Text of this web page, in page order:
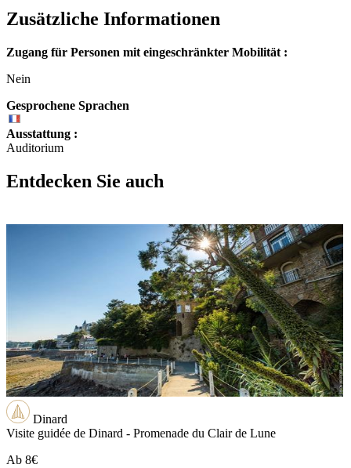
Zusätzliche Informationen
Zugang für Personen mit eingeschränkter Mobilität :
Nein
Gesprochene Sprachen
Ausstattung :
Auditorium
Entdecken Sie auch
Dinard
Visite guidée de Dinard - Promenade du Clair de Lune
Ab 8€